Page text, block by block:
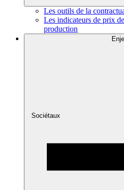
Les outils de la
Les indicateurs de prix
production
Sociétaux